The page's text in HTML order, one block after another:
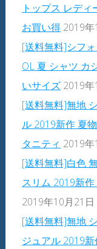
トップス レデ
お買い得 2019
[送料無料]シフ
OL 夏 シャツ カ
いサイズ 2019
[送料無料]無地
ル 2019新作 夏
タニティ 2019
[送料無料]白色
スリム 2019新
2019年10月21日
[送料無料]無地
ジュアル 2019